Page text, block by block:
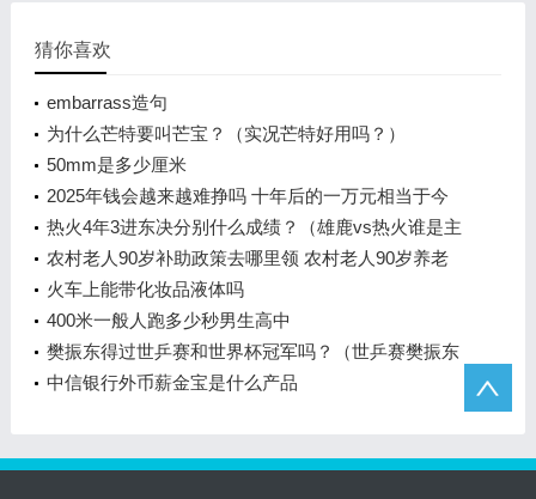
猜你喜欢
embarrass造句
为什么芒特要叫芒宝？（实况芒特好用吗？）
50mm是多少厘米
2025年钱会越来越难挣吗 十年后的一万元相当于今
天多少钱
热火4年3进东决分别什么成绩？（雄鹿vs热火谁是主
场？）
农村老人90岁补助政策去哪里领 农村老人90岁养老
金每月多少
火车上能带化妆品液体吗
400米一般人跑多少秒男生高中
樊振东得过世乒赛和世界杯冠军吗？（世乒赛樊振东
得过几场冠军？）
中信银行外币薪金宝是什么产品